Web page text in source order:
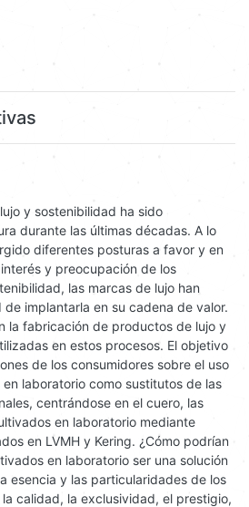
y sostenibilidad ha sido
durante las últimas décadas. A lo
diferentes posturas a favor y en
y preocupación de los
las marcas de lujo han
implantarla en su cadena de valor.
la fabricación de productos de lujo y
en estos procesos. El objetivo
de los consumidores sobre el uso
laboratorio como sustitutos de las
centrándose en el cuero, las
en laboratorio mediante
en LVMH y Kering. ¿Cómo podrían
en laboratorio ser una solución
esencia y las particularidades de los
calidad, la exclusividad, el prestigio,